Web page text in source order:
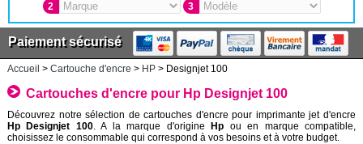
2
3
Paiement sécurisé
Accueil > Cartouche d'encre > HP> Designjet 100
Cartouches d'encre pour Hp Designjet 100
Découvrez notre sélection de cartouches d'encre pour imprimante jet d'encre
Hp Designjet 100. A la marque d'origineHp ou en marque compatible,
choisissez le consommable qui correspond à vos besoins et à votre budget.